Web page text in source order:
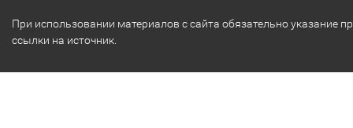
При использовании материалов с сайта обязательно указание
ссылки на источник.